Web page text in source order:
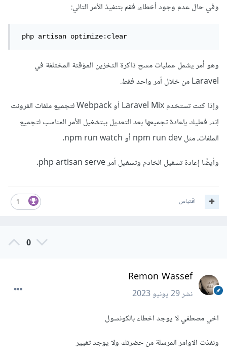
وفي حال عدم وجود أخطاء، فقم بتنفيذ الأمر التالي:
php artisan optimize:clear
وهو أمر يشمل عمليات مسح ذاكرة التخزين المؤقتة المختلفة في
Laravel من خلال أمر واحد فقط.
وإذا كنت تستخدم Laravel Mix أو Webpack لتجميع ملفات الفرونت
إند، فعليك بإعادة تجميعها بعد التعديل ببتشغيل الأمر المناسب لتجميع
الملفات، مثل npm run dev أو npm run watch.
وأيضًا إعادة تشغيل الخادم وتشغيل أمر php artisan serve.
1 اقتباس
0
Remon Wassef
نشر29 يونيو 2023
اخي مصطفي لا يوجد اخطاء بالكونسول
ونفذت الاوامر المرسلة من حضرتك ولا يوجد تغيير